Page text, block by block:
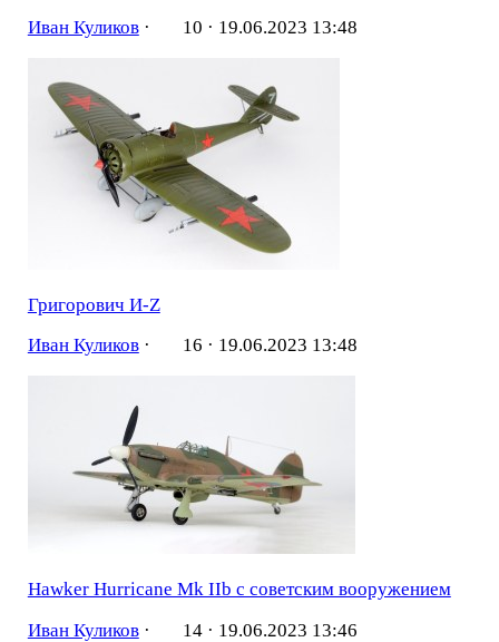
Иван Куликов· 10 · 19.06.2023 13:48
Григорович И-Z
Иван Куликов· 16 · 19.06.2023 13:48
Hawker Hurricane Mk IIb с советским вооружением
Иван Куликов· 14 · 19.06.2023 13:46